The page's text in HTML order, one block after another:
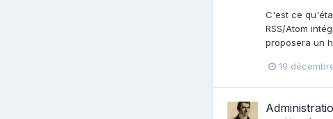
C'est ce
RSS/Atom
proposera un
19